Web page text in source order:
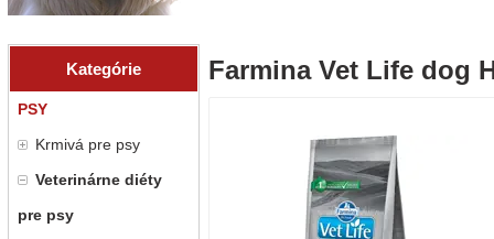
Kategórie
PSY
Krmivá pre psy
Veterinárne diéty
pre psy
Farmina Vet Life dog